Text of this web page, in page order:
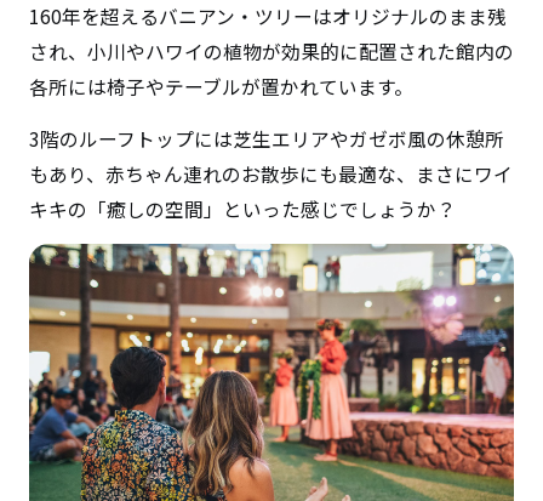
160年を超えるバニアン・ツリーはオリジナルのまま残
され、小川やハワイの植物が効果的に配置された館内の
各所には椅子やテーブルが置かれています。
3階のルーフトップには芝生エリアやガゼボ風の休憩所
もあり、赤ちゃん連れのお散歩にも最適な、まさにワイ
キキの「癒しの空間」といった感じでしょうか？